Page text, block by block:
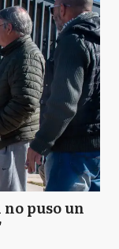
puso un